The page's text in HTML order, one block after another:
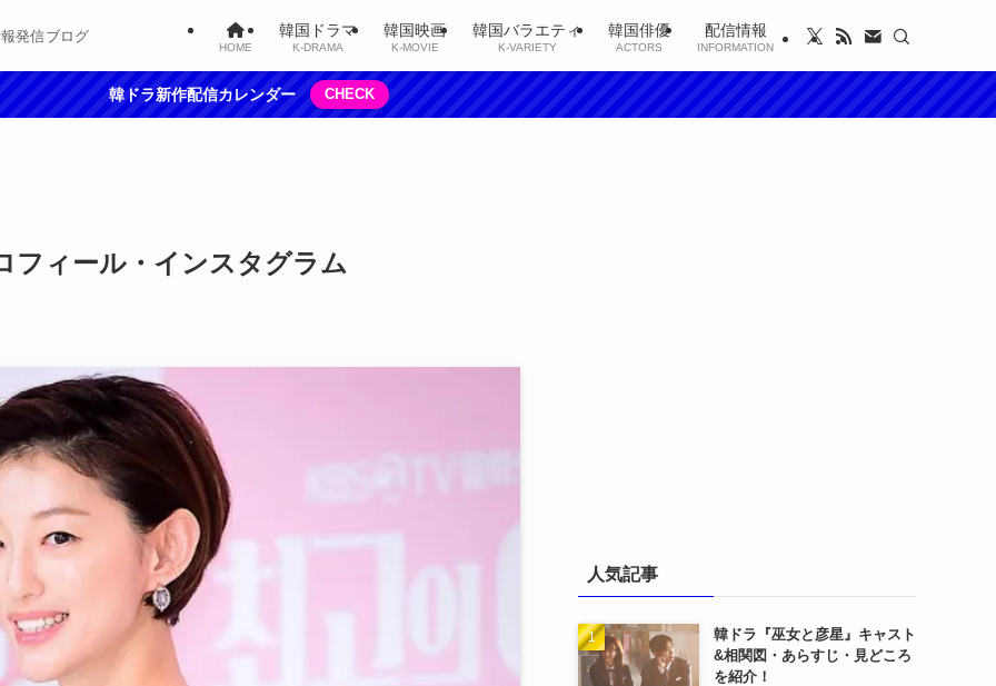
発信ブログ
HOME
韓国ドラマ
K-DRAMA
韓国映画
K-MOVIE
韓国バラエティ
K-VARIETY
韓国俳優
ACTORS
配信情報
INFORMATION
韓ドラ新作配信カレンダー CHECK
フィール・インスタグラム
人気記事
韓ドラ『巫女と彦星』キャスト
&相関図・あらすじ・見どころ
を紹介！